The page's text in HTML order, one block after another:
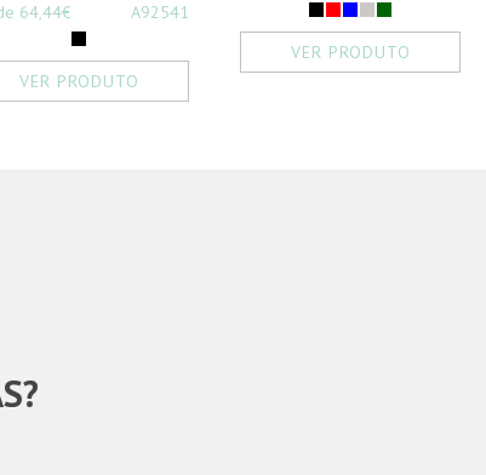
64,44€
A92541
VER PRODUTO
VER PRODUTO